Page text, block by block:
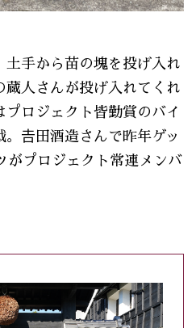
手から苗の塊を投げ入れ
蔵人さんが投げ入れてくれ
ロジェクト皆勤賞のバイ
𠮷田酒造さんで昨年ゲッ
がプロジェクト常連メンバ